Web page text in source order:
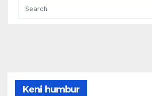
Keni humbur